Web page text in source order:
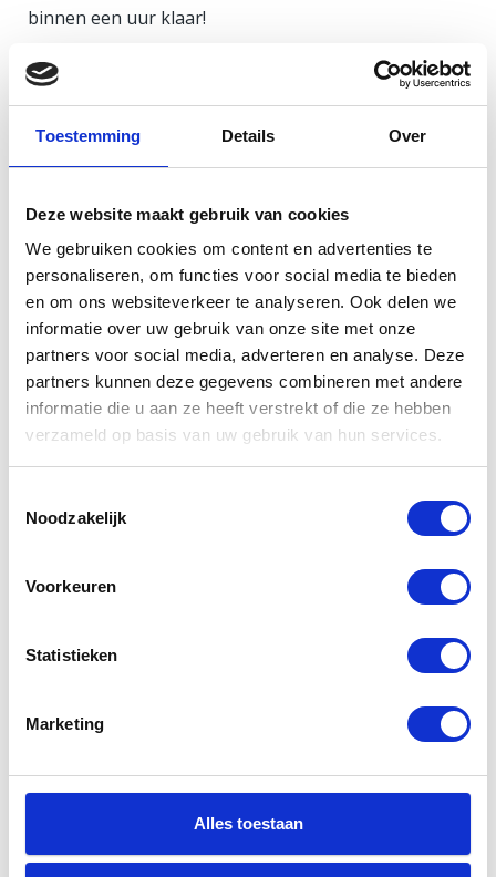
Toestemming Details Over
Deze website maakt gebruik van cookies
We gebruiken cookies om content en advertenties te
personaliseren, om functies voor social media te bieden
en om ons websiteverkeer te analyseren. Ook delen we
informatie over uw gebruik van onze site met onze
partners voor social media, adverteren en analyse. Deze
partners kunnen deze gegevens combineren met andere
informatie die u aan ze heeft verstrekt of die ze hebben
verzameld op basis van uw gebruik van hun services.
Noodzakelijk
Voorkeuren
Statistieken
Marketing
Alles toestaan
binnen een uur klaar!
Welke Samsung toestellen repareren wij?
Samsung heeft ongelofelijk veel toestellen. Gelukkig
kan oplossen. Wij repareren dus alle Samsung
toestellen die er zijn!
Onze verzekerde opstuurservice
Ben je niet in de gelegenheid om naar ons te komen?
Geen probleem, wij maken namelijk gebruik van een
opstuur service. Hoe werkt dit?
Kies via dezelinkjouw toestel
Vul je gegevens in
aanvraag. Wij maken een verzendlabel voor jou
Print de verzendlabel uit. Plak de label op een
verpakt zit in de doos). Breng deze vervolgens
Zodra wij het toestel hebben ontvangen zullen wij